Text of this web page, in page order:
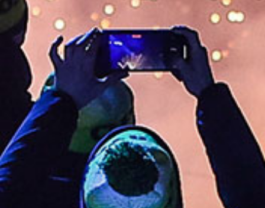
Facebook X E-post
Kopiera